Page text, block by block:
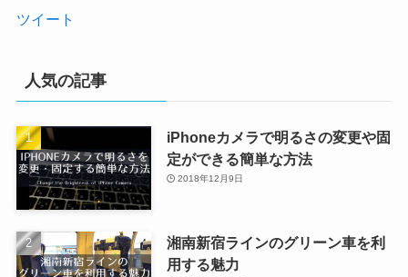
ツイート
人気の記事
iPhoneカメラで明るさの変更や固
定ができる簡単な方法
2018年12月9日
湘南新宿ラインのグリーン車を利
用する魅力